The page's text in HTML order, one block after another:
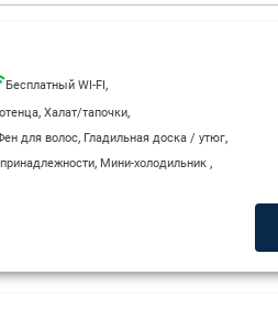
Бесплатный WI-FI,
, Халат/тапочки,
для волос, Гладильная доска / утюг,
, Мини-холодильник ,